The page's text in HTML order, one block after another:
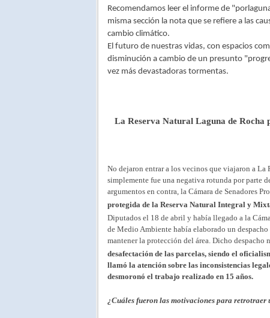
Recomendamos leer el informe de
misma sección la nota que se refiere a las
cambio climático.
El futuro de nuestras vidas, con espacios
disminución a cambio de un presunto
vez más devastadoras tormentas.
La Reserva Natural Laguna de Rocha
No dejaron entrar a los vecinos que viajaron a
simplemente fue una negativa rotunda por parte
argumentos en contra, la Cámara de Senadores
protegida de la Reserva Natural Integral y
Diputados el 18 de abril y había llegado a la
de Medio Ambiente había elaborado un
mantener la protección del área. Dicho despacho
desafectación de las parcelas, siendo el
llamó la atención sobre las inconsistencias
desmoronó el trabajo realizado en 15 años.
¿Cuáles fueron las motivaciones para retrotraer